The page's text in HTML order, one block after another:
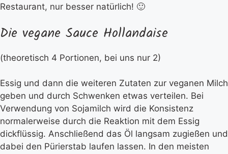
Restaurant, nur besser natürlich! 🙂
Die vegane Sauce Hollandaise
(theoretisch 4 Portionen, bei uns nur 2)
Essig und dann die weiteren Zutaten zur veganen Milch
geben und durch Schwenken etwas verteilen. Bei
Verwendung von Sojamilch wird die Konsistenz
normalerweise durch die Reaktion mit dem Essig
dickflüssig. Anschließend das Öl langsam zugießen und
dabei den Pürierstab laufen lassen. In den meisten